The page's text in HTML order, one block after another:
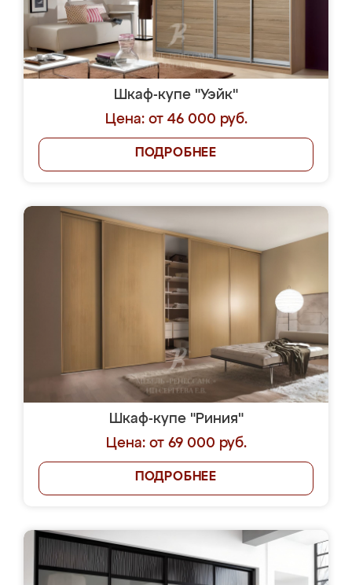
Шкаф-купе "Уэйк"
Цена: от 46 000 руб.
ПОДРОБНЕЕ
Шкаф-купе "Риния"
Цена: от 69 000 руб.
ПОДРОБНЕЕ